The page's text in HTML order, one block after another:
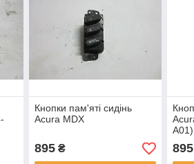
Кнопки пам'яті сидінь
Acura MDX
895₴
A01)
895